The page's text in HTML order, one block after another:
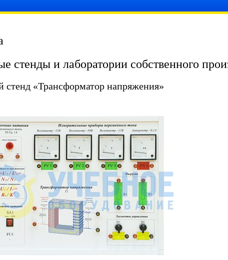
стенды и лаборатории собственного
стенд «Трансформатор напряжения»